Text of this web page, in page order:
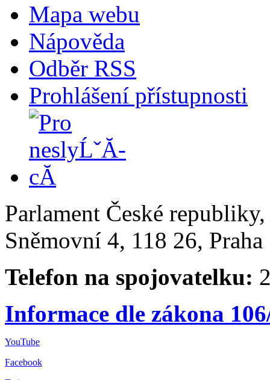
Mapa webu
Nápověda
Odběr RSS
Prohlášení přístupnosti
Parlament České
Sněmovní 4, 118 26,
Telefon na spojovatelku:
Informace dle zákona
YouTube
Facebook